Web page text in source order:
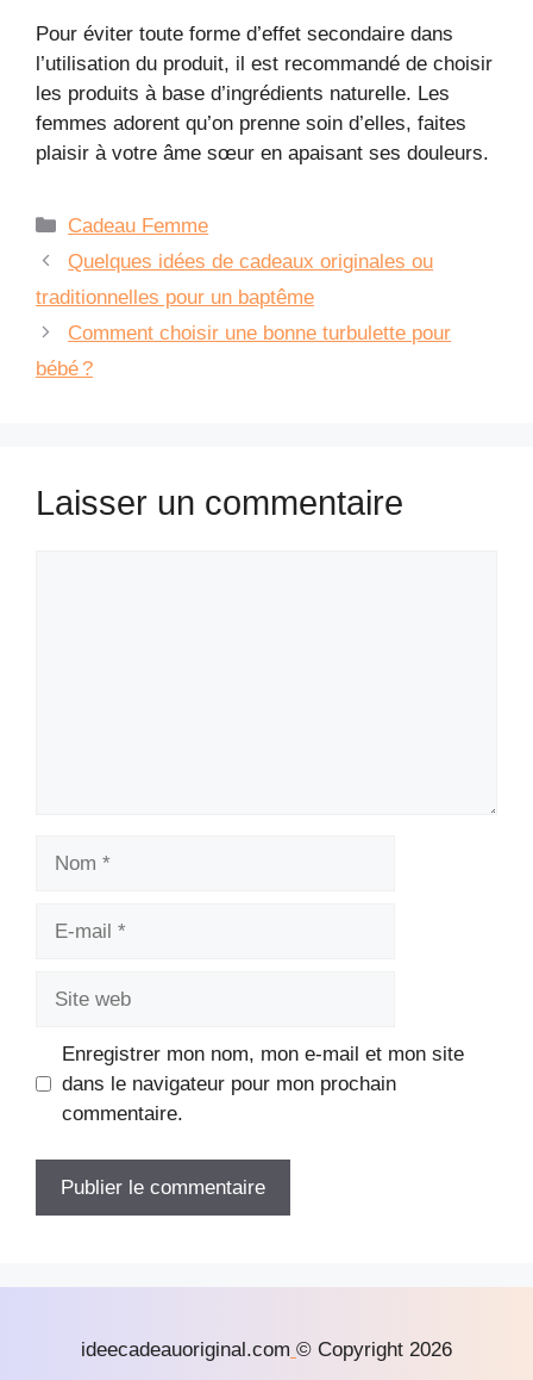
Pour éviter toute forme d’effet secondaire dans
l’utilisation du produit, il est recommandé de choisir
les produits à base d’ingrédients naturelle. Les
femmes adorent qu’on prenne soin d’elles, faites
plaisir à votre âme sœur en apaisant ses douleurs.
Catégories
Cadeau Femme
Quelques idées de cadeaux originales ou
traditionnelles pour un baptême
Comment choisir une bonne turbulette pour
bébé ?
Laisser un commentaire
Enregistrer mon nom, mon e-mail et mon site
dans le navigateur pour mon prochain
commentaire.
ideecadeauoriginal.com © Copyright 2026